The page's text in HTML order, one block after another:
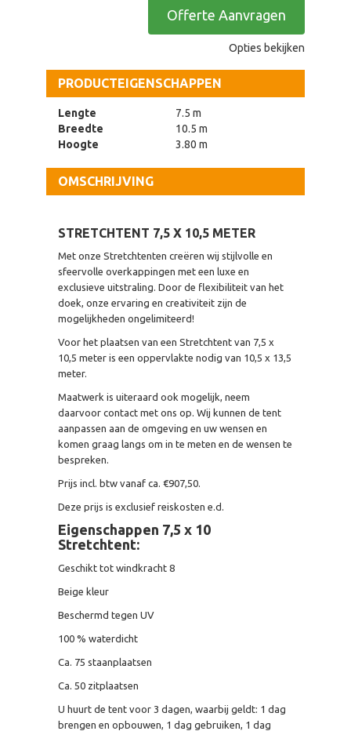
Offerte Aanvragen
Opties bekijken
PRODUCTEIGENSCHAPPEN
Lengte
7.5 m
Breedte
10.5 m
Hoogte
3.80 m
OMSCHRIJVING
STRETCHTENT 7,5 X 10,5 METER
Met onze Stretchtenten creëren wij stijlvolle en
sfeervolle overkappingen met een luxe en
exclusieve uitstraling. Door de flexibiliteit van het
doek, onze ervaring en creativiteit zijn de
mogelijkheden ongelimiteerd!
Voor het plaatsen van een Stretchtent van 7,5 x
10,5 meter is een oppervlakte nodig van 10,5 x 13,5
meter.
Maatwerk is uiteraard ook mogelijk, neem
daarvoor contact met ons op. Wij kunnen de tent
aanpassen aan de omgeving en uw wensen en
komen graag langs om in te meten en de wensen te
bespreken.
Prijs incl. btw vanaf ca. €907,50.
Deze prijs is exclusief reiskosten e.d.
Eigenschappen 7,5 x 10
Stretchtent:
Geschikt tot windkracht 8
Beige kleur
Beschermd tegen UV
100 % waterdicht
Ca. 75 staanplaatsen
Ca. 50 zitplaatsen
U huurt de tent voor 3 dagen, waarbij geldt: 1 dag
brengen en opbouwen, 1 dag gebruiken, 1 dag